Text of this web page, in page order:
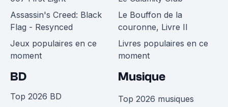
Assassin's Creed: Black
Flag - Resynced
Jeux populaires en ce
moment
Le Bouffon de la
couronne, Livre II
Livres populaires en ce
moment
BD
Top 2026 BD
Musique
Top 2026 musiques